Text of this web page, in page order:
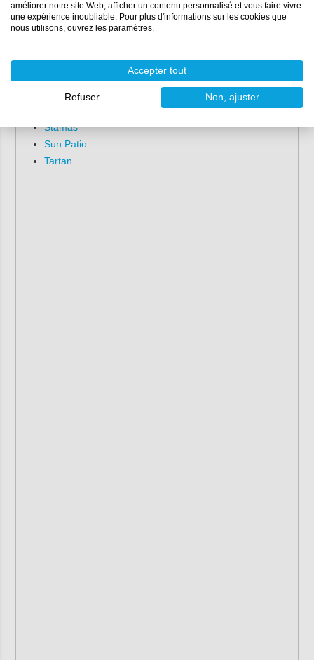
Orca Yachts
O'Day
Pacific Seacraft
Power Catamarans
Warrior
Stamas
Sun Patio
Tartan
améliorer notre site Web, afficher un contenu personnalisé et vous faire vivre
une expérience inoubliable. Pour plus d'informations sur les cookies que
nous utilisons, ouvrez les paramètres.
Accepter tout
Refuser Non, ajuster